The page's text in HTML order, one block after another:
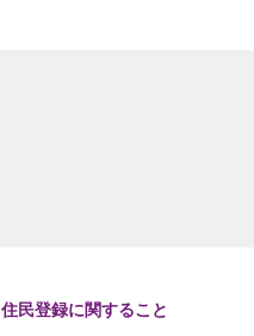
住民登録に関すること